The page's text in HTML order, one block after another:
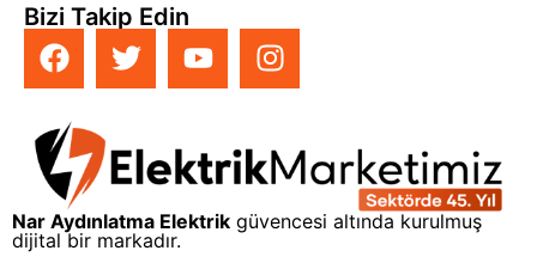
Bizi Takip Edin
Nar Aydınlatma Elektrik güvencesi altında kurulmuş
dijital bir markadır.